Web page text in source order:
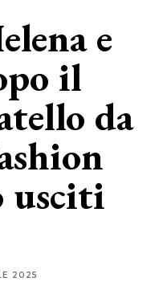
e
il
da
usciti
2025